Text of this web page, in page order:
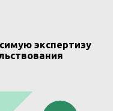
экспертизу